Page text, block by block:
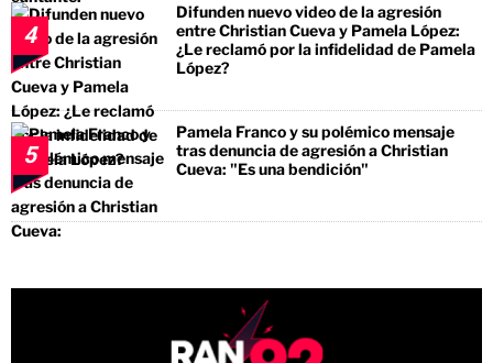
4
Difunden nuevo video de la agresión
entre Christian Cueva y Pamela López:
¿Le reclamó por la infidelidad de Pamela
López?
5
Pamela Franco y su polémico mensaje
tras denuncia de agresión a Christian
Cueva: "Es una bendición"